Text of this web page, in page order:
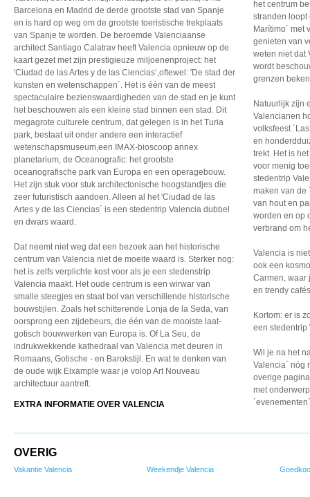
Barcelona en Madrid de derde grootste stad van Spanje
en is hard op weg om de grootste toeristische trekplaats
van Spanje te worden. De beroemde Valenciaanse
architect Santiago Calatrav heeft Valencia opnieuw op de
kaart gezet met zijn prestigieuze miljoenenproject: het
'Ciudad de las Artes y de las Ciencias‘,oftewel: 'De stad der
kunsten en wetenschappen´. Het is één van de meest
spectaculaire bezienswaardigheden van de stad en je kunt
het beschouwen als een kleine stad binnen een stad. Dit
megagrote culturele centrum, dat gelegen is in het Turia
park, bestaat uit onder andere een interactief
wetenschapsmuseum,een IMAX-bioscoop annex
planetarium, de Oceanografic: het grootste
oceanografische park van Europa en een operagebouw.
Het zijn stuk voor stuk architectonische hoogstandjes die
zeer futuristisch aandoen. Alleen al het 'Ciudad de las
Artes y de las Ciencias´ is een stedentrip Valencia dubbel
en dwars waard.
Dat neemt niet weg dat een bezoek aan het historische
centrum van Valencia niet de moeite waard is. Sterker nog:
het is zelfs verplichte kost voor als je een stedenstrip
Valencia maakt. Het oude centrum is een wirwar van
smalle steegjes en staat bol van verschillende historische
bouwstijlen. Zoals het schitterende Lonja de la Seda, van
oorsprong een zijdebeurs, die één van de mooiste laat-
gotisch bouwwerken van Europa is. Of La Seu, de
indrukwekkende kathedraal van Valencia met deuren in
Romaans, Gotische - en Barokstijl. En wat te denken van
de oude wijk Eixample waar je volop Art Nouveau
architectuur aantreft.
EXTRA INFORMATIE OVER VALENCIA
het centrum
stranden loopt
Marítimo´ met
genieten van
weten niet dat
wordt
grenzen
Natuurlijk zijn
Valencianen
volksfeest
en
trekt. Het is
voor menig
stedentrip
maken van de
van hout en
worden en op
verbrand om
Valencia is
ook een
Carmen, waar
en trendy
Kortom: er is
een stedentrip
Wil je na het
Valencia´ nóg
overige
met
OVERIG
Vakantie Valencia Weekendje Valencia